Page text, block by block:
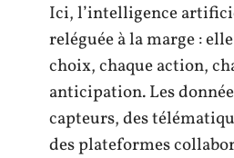
Ici, l’intelligence
reléguée à la marge :
choix, chaque action,
anticipation. Les
capteurs, des
des plateformes